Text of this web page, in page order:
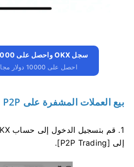
سجل OKX واحصل على 10000 دولار مجانًا
احصل على 10000 دولار مجانًا للمبتدئين
بيع العملات المشفرة على OKX P2P (التطبيق)
إلى [P2P Trading].